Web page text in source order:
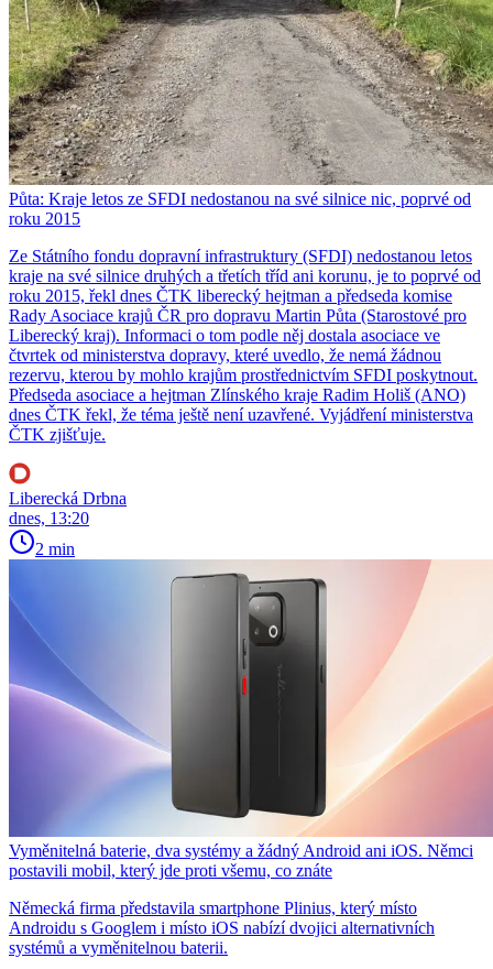
Půta: Kraje letos ze SFDI nedostanou na své silnice nic, poprvé od
roku 2015
Ze Státního fondu dopravní infrastruktury (SFDI) nedostanou letos
kraje na své silnice druhých a třetích tříd ani korunu, je to poprvé od
roku 2015, řekl dnes ČTK liberecký hejtman a předseda komise
Rady Asociace krajů ČR pro dopravu Martin Půta (Starostové pro
Liberecký kraj). Informaci o tom podle něj dostala asociace ve
čtvrtek od ministerstva dopravy, které uvedlo, že nemá žádnou
rezervu, kterou by mohlo krajům prostřednictvím SFDI poskytnout.
Předseda asociace a hejtman Zlínského kraje Radim Holiš (ANO)
dnes ČTK řekl, že téma ještě není uzavřené. Vyjádření ministerstva
ČTK zjišťuje.
Liberecká Drbna
dnes, 13:20
2 min
Vyměnitelná baterie, dva systémy a žádný Android ani iOS. Němci
postavili mobil, který jde proti všemu, co znáte
Německá firma představila smartphone Plinius, který místo
Androidu s Googlem i místo iOS nabízí dvojici alternativních
systémů a vyměnitelnou baterii.